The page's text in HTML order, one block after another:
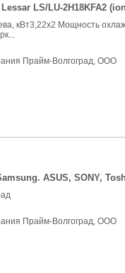
LS/LU-2H18KFA2
кВт3,22x2 Мощность
Прайм-Волгоград, ООО
ASUS, SONY,
Прайм-Волгоград, ООО